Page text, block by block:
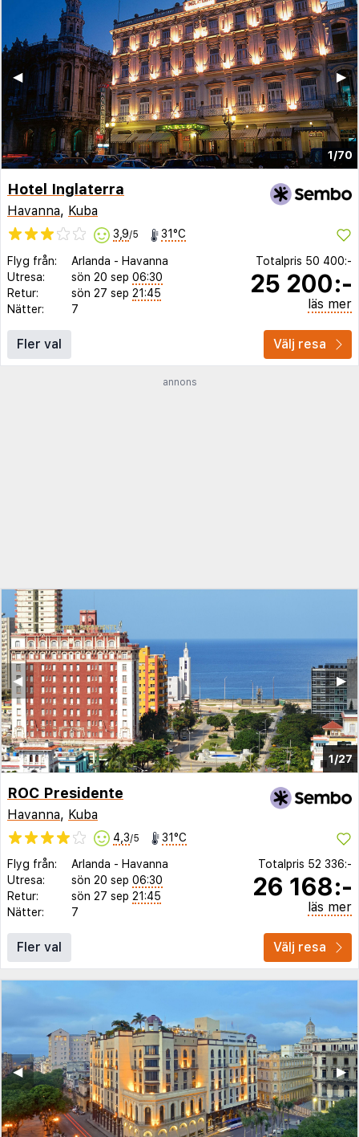
1/70
▶︎
◀︎
Hotel Inglaterra
Havanna, Kuba
3,9/5 31°C
Flyg från: Arlanda - Havanna
Utresa:
sön 20 sep 06:30
Retur:
sön 27 sep 21:45
Nätter:
7
Totalpris 50 400:-
25 200:-
läs mer
Fler val Välj resa
annons
1/27
▶︎
◀︎
ROC Presidente
Havanna, Kuba
4,3/5 31°C
Flyg från: Arlanda - Havanna
Utresa:
sön 20 sep 06:30
Retur:
sön 27 sep 21:45
Nätter:
7
Totalpris 52 336:-
26 168:-
läs mer
Fler val Välj resa
▶︎
◀︎